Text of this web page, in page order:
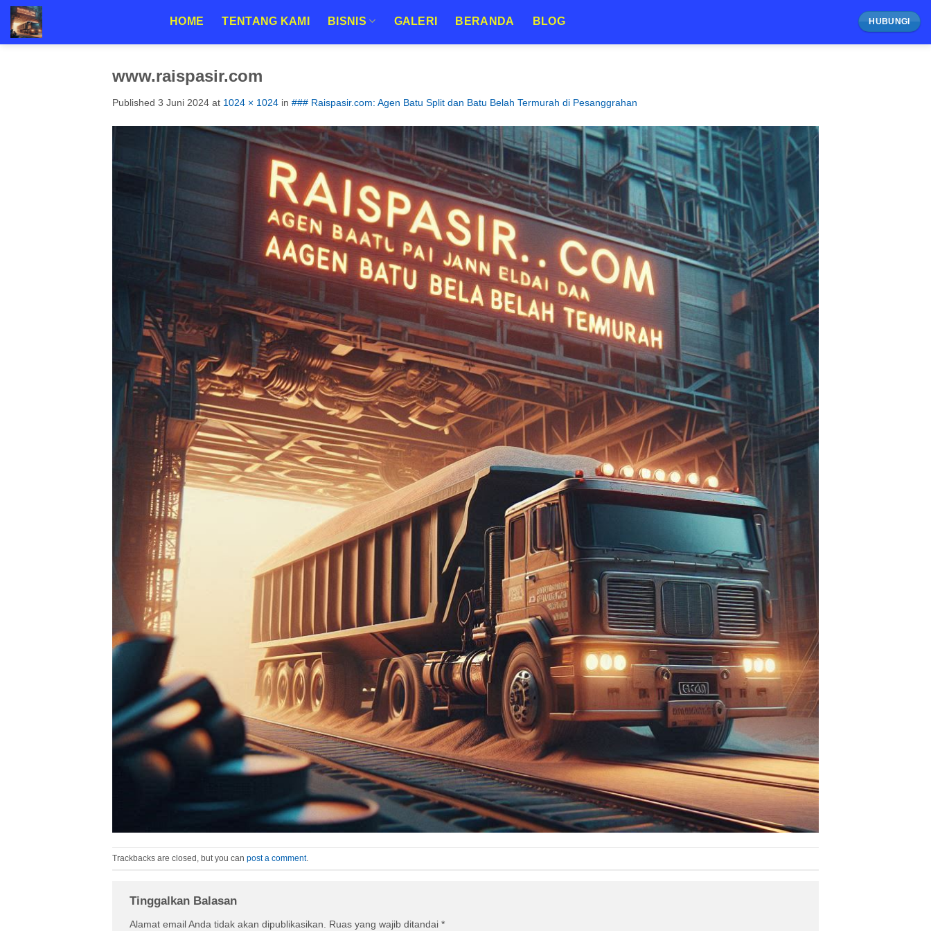
Skip
content
HOME TENTANG KAMI BISNIS GALERI BERANDA BLOG HUBUNGI
www.raispasir.com
Published 3 Juni 2024 at 1024 × 1024 in ### Raispasir.com: Agen Batu Split dan Batu Belah Termurah di Pesanggrahan
Trackbacks are closed, but you can post a comment.
Tinggalkan Balasan
Alamat email Anda tidak akan dipublikasikan. Ruas yang wajib ditandai *